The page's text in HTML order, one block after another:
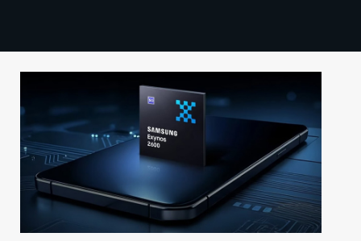
TECHBBS
HINTA.FI
KAUPPA
VAIHDA TEEMA